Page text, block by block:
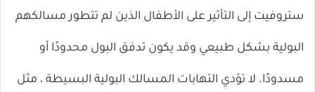
ستروفيت إلى التأثير على الأطفال الذين لم تتطور مسالكهم
البولية بشكل طبيعي وقد يكون تدفق البول محدودًا أو
مسدودًا. لا تؤدي التهابات المسالك البولية البسيطة ، مثل